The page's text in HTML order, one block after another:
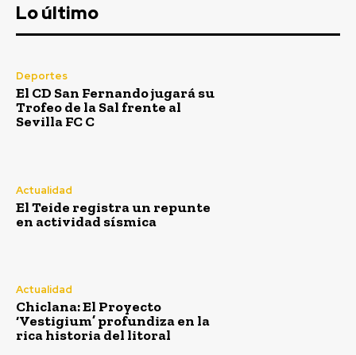
Lo último
Deportes
El CD San Fernando jugará su
Trofeo de la Sal frente al
Sevilla FC C
Actualidad
El Teide registra un repunte
en actividad sísmica
Actualidad
Chiclana: El Proyecto
‘Vestigium’ profundiza en la
rica historia del litoral